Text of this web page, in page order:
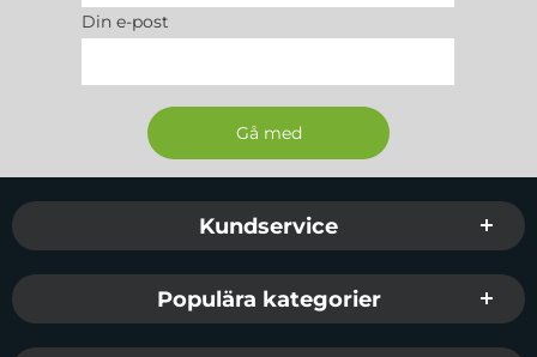
Din e-post
Sidfot Blandad info och länkar
Kundservice
Populära kategorier